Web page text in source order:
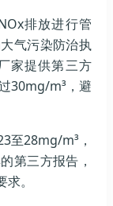
排放进行管
气污染防治执
家提供第三方
30mg/m³，避
至28mg/m³，
第三方报告，
。